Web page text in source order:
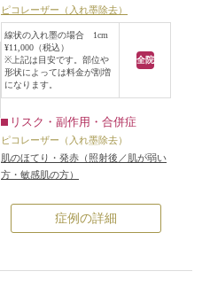
ピコレーザー（入れ墨除去）
線状の入れ墨の場合 1cm
¥11,000（税込）
※上記は目安です。部位や
形状によっては料金が割増
になります。
全院
リスク・副作用・合併症
ピコレーザー（入れ墨除去）
肌のほてり・発赤（照射後／肌が弱い
方・敏感肌の方）
症例の詳細